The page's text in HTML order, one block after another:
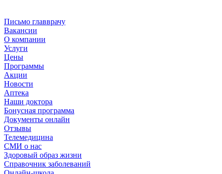
Письмо главврачу
Вакансии
О компании
Услуги
Цены
Программы
Акции
Новости
Аптека
Наши доктора
Бонусная программа
Документы онлайн
Отзывы
Телемедицина
СМИ о нас
Здоровый образ жизни
Справочник заболеваний